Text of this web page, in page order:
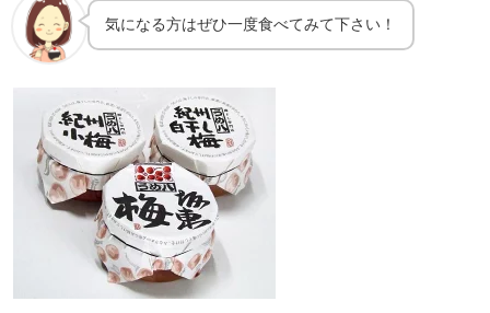
気になる方はぜひ一度食べてみて下さい！